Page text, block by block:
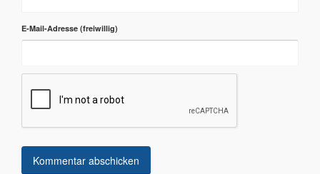
E-Mail-Adresse